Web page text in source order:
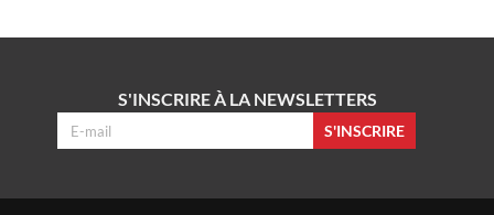
S'INSCRIRE À LA NEWSLETTERS
S'INSCRIRE